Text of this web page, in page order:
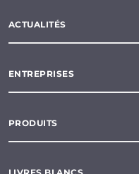
ACTUALITÉS
ENTREPRISES
PRODUITS